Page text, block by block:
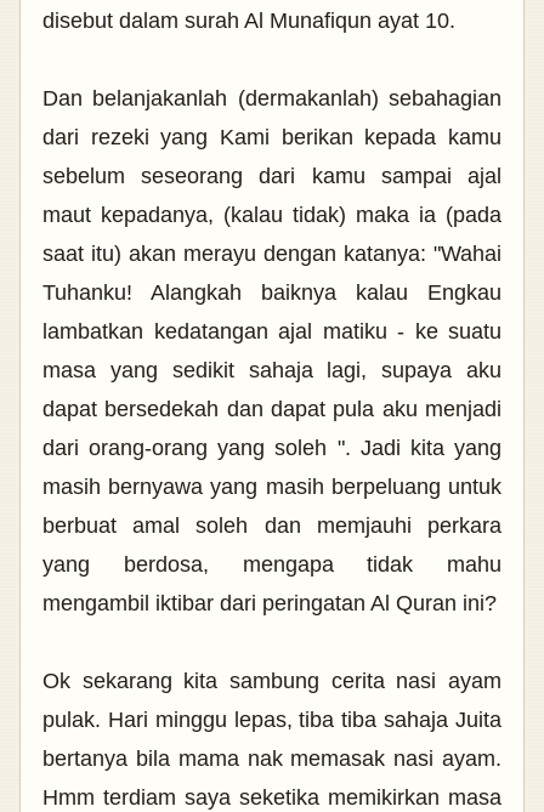
disebut dalam surah Al Munafiqun ayat 10.
Dan belanjakanlah (dermakanlah) sebahagian
dari rezeki yang Kami berikan kepada kamu
sebelum seseorang dari kamu sampai ajal
maut kepadanya, (kalau tidak) maka ia (pada
saat itu) akan merayu dengan katanya: "Wahai
Tuhanku! Alangkah baiknya kalau Engkau
lambatkan kedatangan ajal matiku - ke suatu
masa yang sedikit sahaja lagi, supaya aku
dapat bersedekah dan dapat pula aku menjadi
dari orang-orang yang soleh ". Jadi kita yang
masih bernyawa yang masih berpeluang untuk
berbuat amal soleh dan memjauhi perkara
yang berdosa, mengapa tidak mahu
mengambil iktibar dari peringatan Al Quran ini?
Ok sekarang kita sambung cerita nasi ayam
pulak. Hari minggu lepas, tiba tiba sahaja Juita
bertanya bila mama nak memasak nasi ayam.
Hmm terdiam saya seketika memikirkan masa